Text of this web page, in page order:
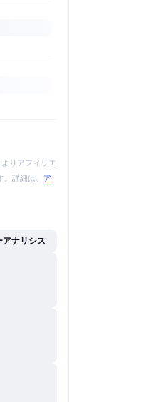
りアフィリエ
詳細は、 ア
ナリシス